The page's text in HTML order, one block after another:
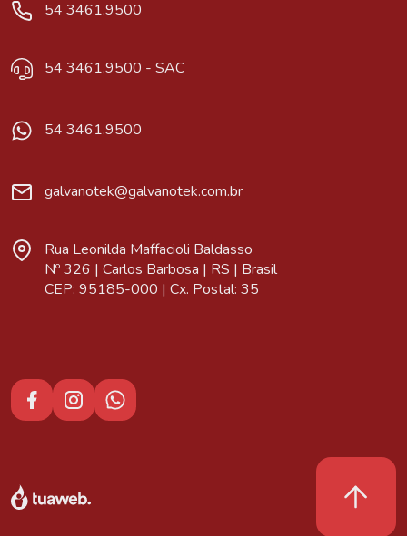
54 3461.9500
54 3461.9500 - SAC
54 3461.9500
galvanotek@galvanotek.com.br
Rua Leonilda Maffacioli Baldasso
Nº 326 | Carlos Barbosa | RS | Brasil
CEP: 95185-000 | Cx. Postal: 35